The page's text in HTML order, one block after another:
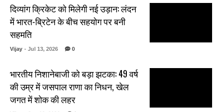
दिव्यांग क्रिकेट को मिलेगी नई उड़ान: लंदन
में भारत-ब्रिटेन के बीच सहयोग पर बनी
सहमति
Vijay - Jul 13, 2026 0
भारतीय निशानेबाजी को बड़ा झटका: 49 वर्ष
की उम्र में जसपाल राणा का निधन, खेल
जगत में शोक की लहर